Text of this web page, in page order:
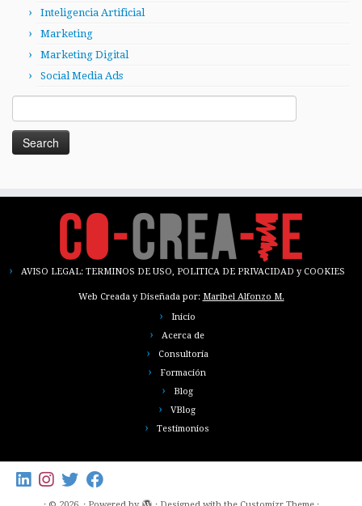
Inteligencia Artificial
Marketing
Marketing Digital
Social Media Ads
AVISO LEGAL: TERMINOS DE USO, POLITICA DE PRIVACIDAD y COOKIES
Web Creada y Diseñada por: Maribel Alfonzo M.
Inicio
Acerca de
Consultoría
Formación
Blog
VBlog
Testimonios